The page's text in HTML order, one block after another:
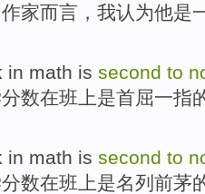
家而言 ， 我认为他是
in math is second to
分数在班上是首屈一指
in math is second to
分数在班上是名列前茅